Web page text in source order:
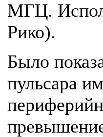
МГЦ.
Рико).
Было
пульсара